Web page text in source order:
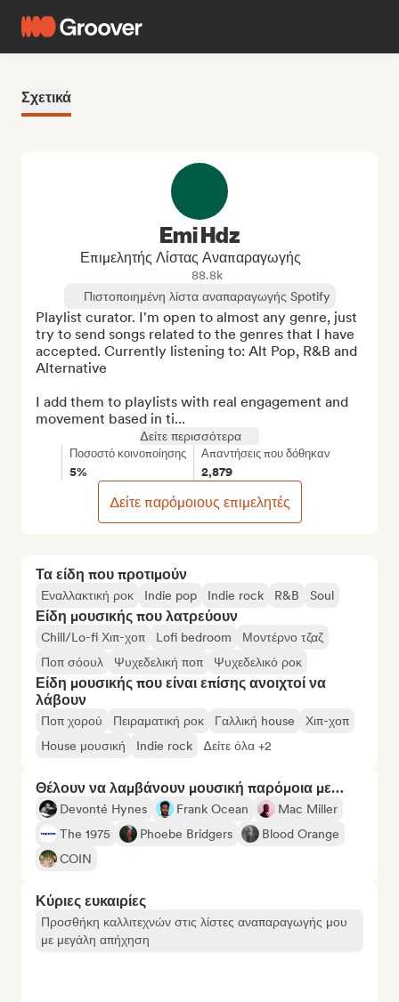
Σχετικά
Τα είδη που προτιμούν
Εναλλακτική ροκ Indie pop Indie rock R&B Soul
Είδη μουσικής που λατρεύουν
Chill/Lo-fi Χιπ-χοπ Lofi bedroom
Μοντέρνο τζαζ
Ποπ σόουλ
Ψυχεδελική ποπ Ψυχεδελικό ροκ
Είδη μουσικής που είναι επίσης ανοιχτοί να
λάβουν
Ποπ χορού Πειραματική ροκ Γαλλική house
Χιπ-χοπ
House μουσική
Indie rock Δείτε όλα +2
Θέλουν να λαμβάνουν μουσική παρόμοια με…
Devonté Hynes Frank Ocean
Mac Miller
The 1975
Phoebe Bridgers
Blood Orange
COIN
Κύριες ευκαιρίες
Προσθήκη καλλιτεχνών στις λίστες αναπαραγωγής μου
με μεγάλη απήχηση
Emi Hdz
Επιμελητής Λίστας Αναπαραγωγής
88.8k
Πιστοποιημένη λίστα αναπαραγωγής Spotify
Playlist curator. I'm open to almost any genre, just
try to send songs related to the genres that I have
accepted. Currently listening to: Alt Pop, R&B and
Alternative
I add them to playlists with real engagement and
movement based in ti...
Δείτε περισσότερα
Ποσοστό κοινοποίησης
5%
Απαντήσεις που δόθηκαν
2,879
Δείτε παρόμοιους επιμελητές